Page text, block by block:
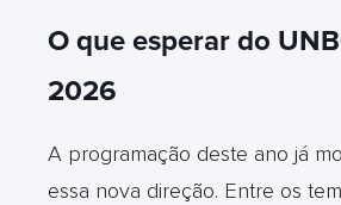
O que esperar do
2026
A programação deste ano já
essa nova direção. Entre os